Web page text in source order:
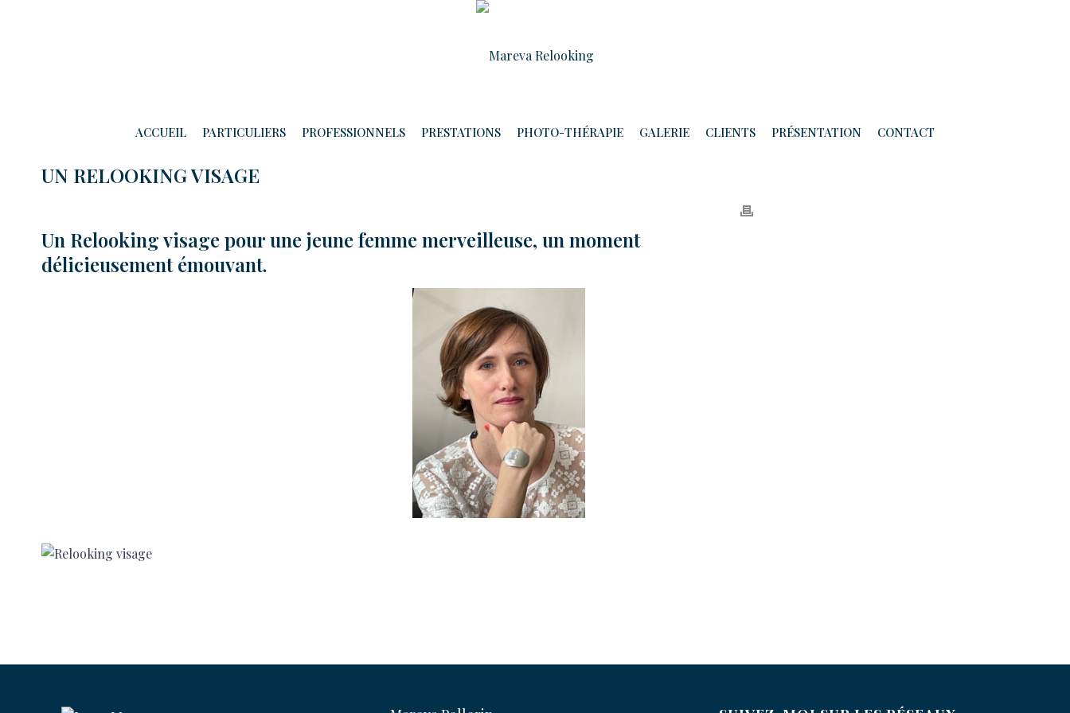
ACCUEIL PARTICULIERS PROFESSIONNELS PRESTATIONS PHOTO-THÉRAPIE GALERIE CLIENTS PRÉSENTATION CONTACT
UN RELOOKING VISAGE
Un Relooking visage pour une jeune femme merveilleuse, un moment
délicieusement émouvant.